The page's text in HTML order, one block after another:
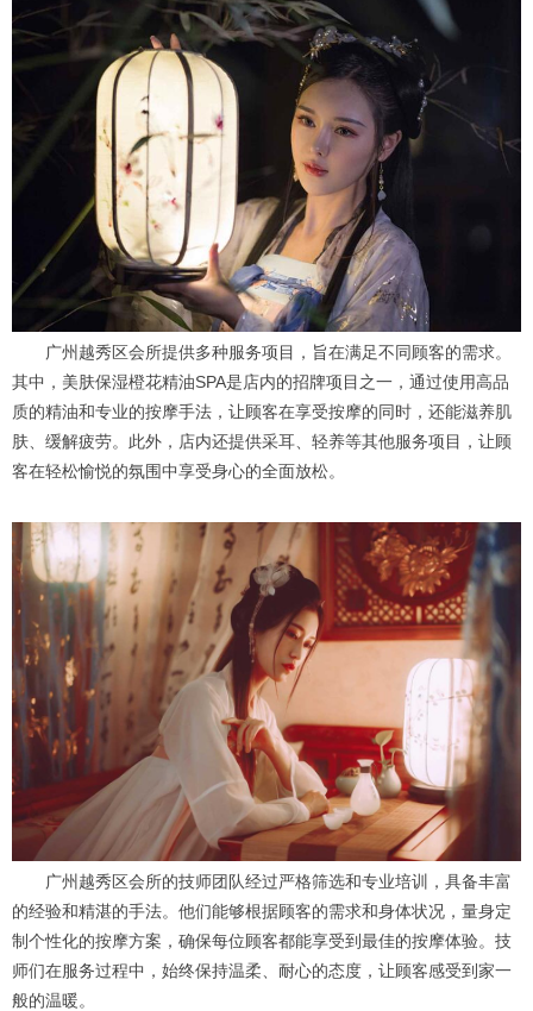
广州越秀区会所提供多种服务项目，旨在满足不同顾客的需求。
其中，美肤保湿橙花精油SPA是店内的招牌项目之一，通过使用高品
质的精油和专业的按摩手法，让顾客在享受按摩的同时，还能滋养肌
肤、缓解疲劳。此外，店内还提供采耳、轻养等其他服务项目，让顾
客在轻松愉悦的氛围中享受身心的全面放松。
广州越秀区会所的技师团队经过严格筛选和专业培训，具备丰富
的经验和精湛的手法。他们能够根据顾客的需求和身体状况，量身定
制个性化的按摩方案，确保每位顾客都能享受到最佳的按摩体验。技
师们在服务过程中，始终保持温柔、耐心的态度，让顾客感受到家一
般的温暖。